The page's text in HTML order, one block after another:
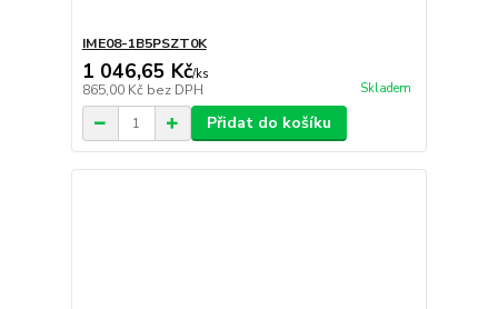
IME08-1B5PSZT0K
1 046,65 Kč/ks
865,00 Kč bez DPH Skladem
Přidat do košíku